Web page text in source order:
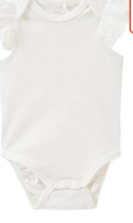
& Baby-Tragen
Krabbeldecken